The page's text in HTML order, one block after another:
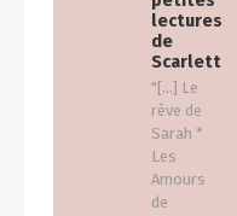
lectures
de
Scarlett
"[…] Le
rêve de
Sarah *
Les
Amours
de